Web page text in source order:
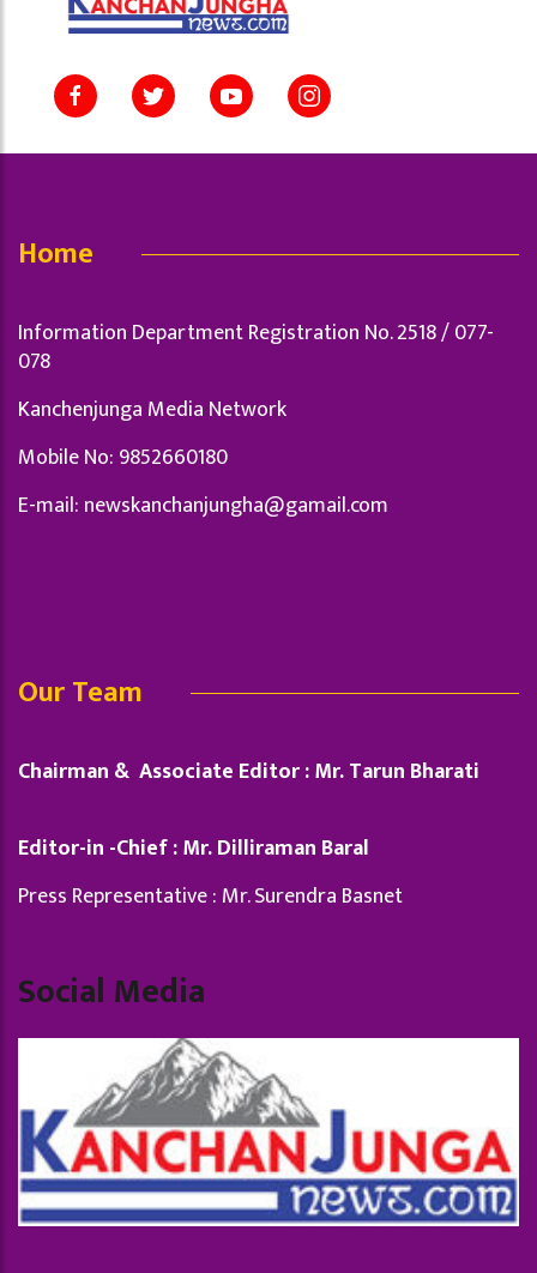
Home
Information Department Registration No. 2518 / 077-
078
Kanchenjunga Media Network
Mobile No: 9852660180
E-mail: newskanchanjungha@gamail.com
Our Team
Chairman & Associate Editor : Mr. Tarun Bharati
Editor-in -Chief : Mr. Dilliraman Baral
Press Representative : Mr. Surendra Basnet
Social Media